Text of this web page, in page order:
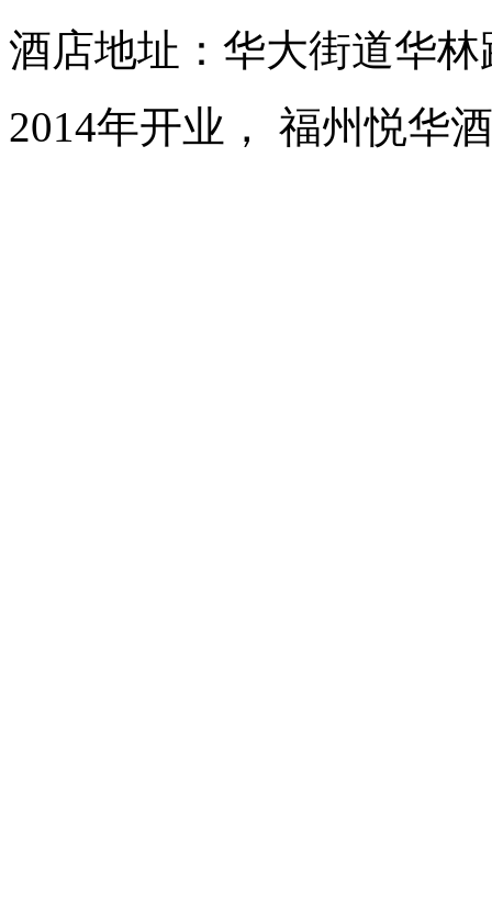
酒店地址：华大街道华林
2014年开业， 福州悦